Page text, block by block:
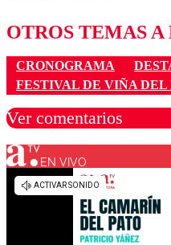
OTROS TEMAS
CRONOGRAMA
FESTIVAL DE VIÑA DEL
Ver comentarios
Los comentarios son
EN VIVO